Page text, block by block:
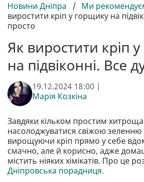
Новини Дніпра / Ми
виростити кріп у горщику на
просто
Як виростити кріп
на підвіконні. Все
19.12.2024 18:00 |
Марія Козкіна
Завдяки кільком простим
насолоджуватися свіжою зеленню
вирощуючи кріп прямо у себе
смачно, але й корисно, адже
містить ніяких хімікатів. Про це
Дніпровська порадниця.